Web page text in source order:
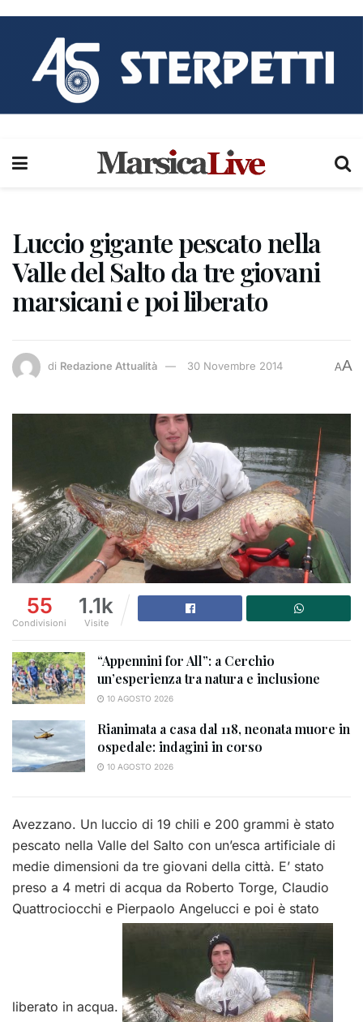
Luccio gigante pescato nella
Valle del Salto da tre giovani
marsicani e poi liberato
di Redazione Attualità 30 Novembre 2014 AA
55
Condivisioni
1.1k
Visite
“Appennini for All”: a Cerchio
un’esperienza tra natura e inclusione
10 AGOSTO 2026
Rianimata a casa dal 118, neonata muore in
ospedale: indagini in corso
10 AGOSTO 2026
Avezzano. Un luccio di 19 chili e 200 grammi è stato
pescato nella Valle del Salto con un’esca artificiale di
medie dimensioni da tre giovani della città. E’ stato
preso a 4 metri di acqua da Roberto Torge, Claudio
Quattrociocchi e Pierpaolo Angelucci e poi è stato
liberato in acqua.